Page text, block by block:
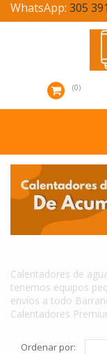
WhatsApp: 305
0
Calentadores de
tenemos equipos
envíos a todo
Calentadores
Ordenar por: